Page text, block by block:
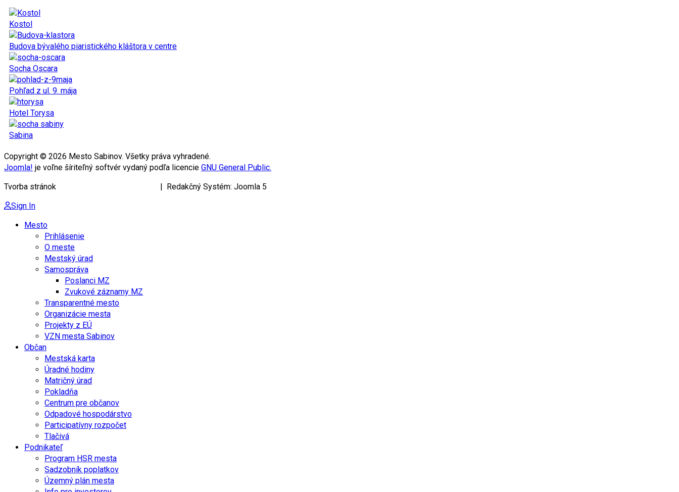
Kostol
Budova bývalého piaristického kláštora v centre
Socha Oscara
Pohľad z ul. 9. mája
Hotel Torysa
Sabina
Copyright © 2026 Mesto Sabinov. Všetky práva vyhradené.
Joomla! je voľne šíriteľný softvér vydaný podľa licencie GNU General Public.
Tvorba stránok
| Redakčný Systém: Joomla 5
Sign In
Mesto
Prihlásenie
O meste
Mestský úrad
Samospráva
Poslanci MZ
Zvukové záznamy MZ
Transparentné mesto
Organizácie mesta
Projekty z EÚ
VZN mesta Sabinov
Občan
Mestská karta
Úradné hodiny
Matričný úrad
Pokladňa
Centrum pre občanov
Odpadové hospodárstvo
Participatívny rozpočet
Tlačivá
Podnikateľ
Program HSR mesta
Sadzobník poplatkov
Územný plán mesta